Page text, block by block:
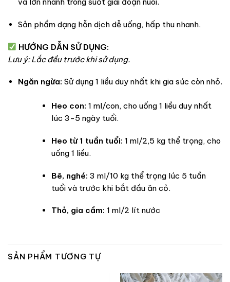
Sản phẩm dạng hỗn dịch dễ uống, hấp thu nhanh.
HƯỚNG DẪN SỬ DỤNG:
Lưu ý: Lắc đều trước khi sử dụng.
Ngăn ngừa: Sử dụng 1 liều duy nhất khi gia súc còn nhỏ.
Heo con: 1 ml/con, cho uống 1 liều duy nhất
lúc 3-5 ngày tuổi.
Heo từ 1 tuần tuổi: 1 ml/2,5 kg thể trọng, cho
uống 1 liều.
Bê, nghé: 3 ml/10 kg thể trọng lúc 5 tuần
tuổi và trước khi bắt đầu ăn cỏ.
Thỏ, gia cầm: 1 ml/2 lít nước
SẢN PHẨM TƯƠNG TỰ